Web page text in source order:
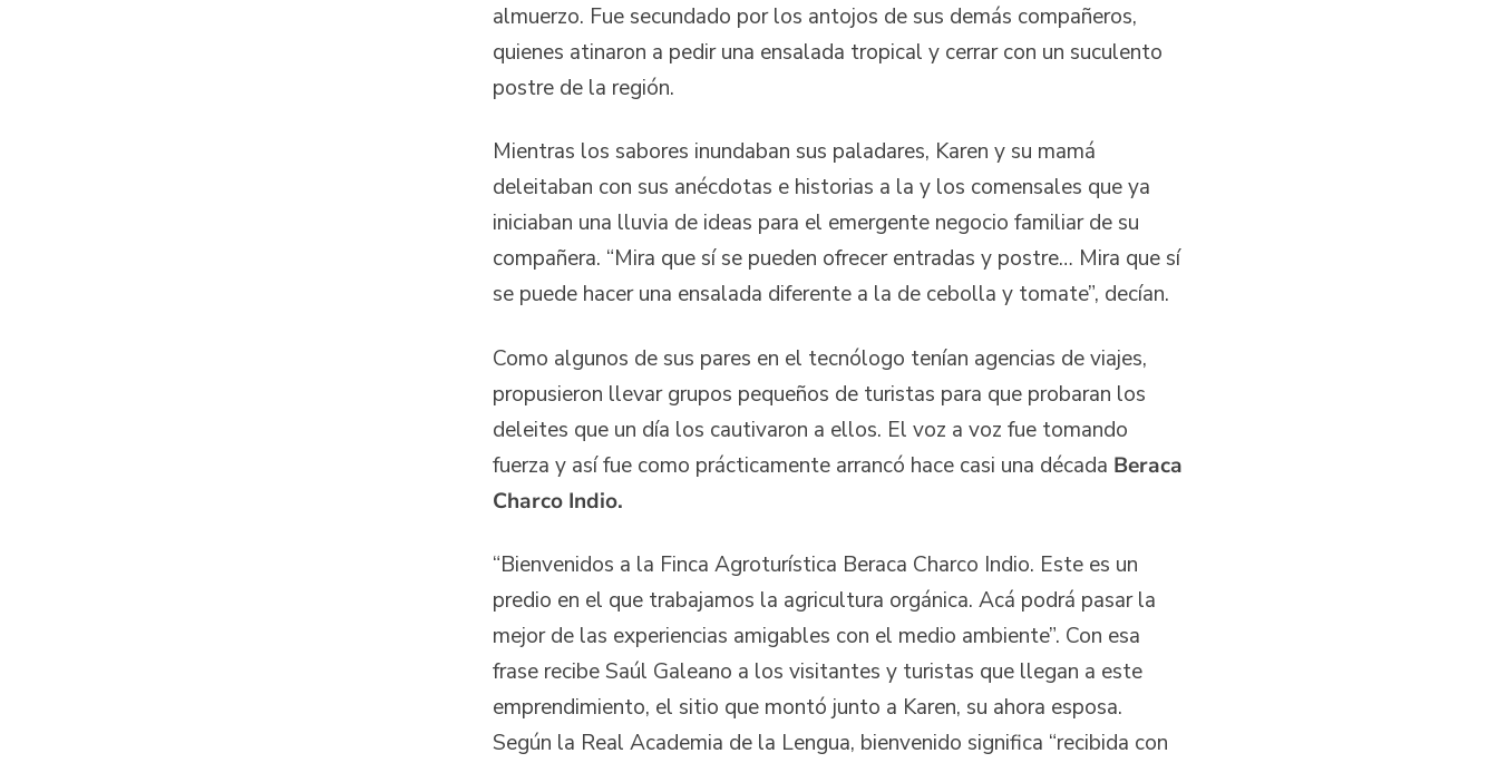
almuerzo. Fue secundado por los antojos de sus demás compañeros,
quienes atinaron a pedir una ensalada tropical y cerrar con un suculento
postre de la región.
Mientras los sabores inundaban sus paladares, Karen y su mamá
deleitaban con sus anécdotas e historias a la y los comensales que ya
iniciaban una lluvia de ideas para el emergente negocio familiar de su
compañera. “Mira que sí se pueden ofrecer entradas y postre… Mira que sí
se puede hacer una ensalada diferente a la de cebolla y tomate”, decían.
Como algunos de sus pares en el tecnólogo tenían agencias de viajes,
propusieron llevar grupos pequeños de turistas para que probaran los
deleites que un día los cautivaron a ellos. El voz a voz fue tomando
fuerza y así fue como prácticamente arrancó hace casi una década Beraca
Charco Indio.
“Bienvenidos a la Finca Agroturística Beraca Charco Indio. Este es un
predio en el que trabajamos la agricultura orgánica. Acá podrá pasar la
mejor de las experiencias amigables con el medio ambiente”. Con esa
frase recibe Saúl Galeano a los visitantes y turistas que llegan a este
emprendimiento, el sitio que montó junto a Karen, su ahora esposa.
Según la Real Academia de la Lengua, bienvenido significa “recibida con